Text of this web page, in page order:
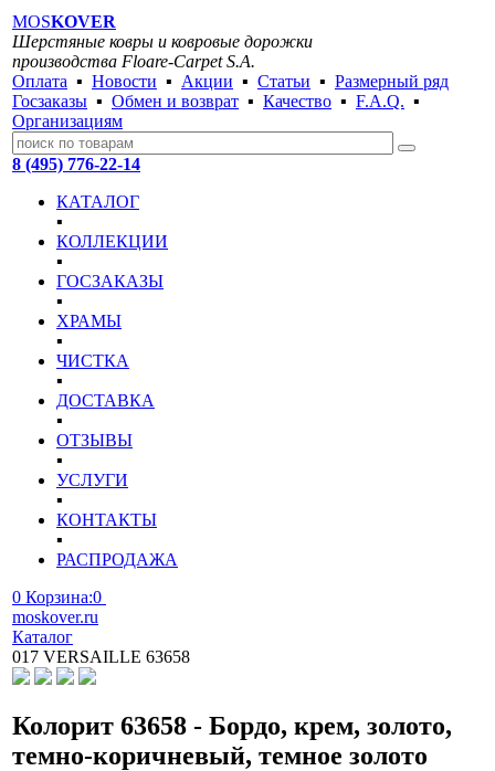
MOSKOVER
Шерстяные ковры и ковровые дорожки
производства Floare-Carpet S.A.
Оплата ▪ Новости ▪ Акции ▪ Статьи ▪ Размерный ряд
Госзаказы ▪ Обмен и возврат ▪ Качество ▪ F.A.Q. ▪
Организациям
8 (495) 776-22-14
КАТАЛОГ
▪
КОЛЛЕКЦИИ
▪
ГОСЗАКАЗЫ
▪
ХРАМЫ
▪
ЧИСТКА
▪
ДОСТАВКА
▪
ОТЗЫВЫ
▪
УСЛУГИ
▪
КОНТАКТЫ
▪
РАСПРОДАЖА
0 Корзина:0
moskover.ru
Каталог
017 VERSAILLE 63658
Колорит 63658 - Бордо, крем, золото,
темно-коричневый, темное золото